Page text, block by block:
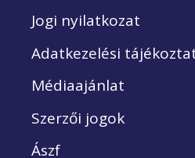
Jogi nyilatkozat
Adatkezelési
Médiaajánlat
Szerzői jogok
Ászf